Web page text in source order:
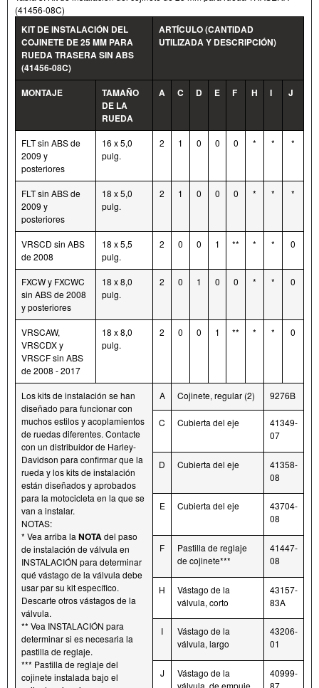
(41456-08C)
KIT DE INSTALACIÓN DEL
COJINETE DE 25 MM PARA
RUEDA TRASERA SIN ABS
(41456-08C)
ARTÍCULO (CANTIDAD
UTILIZADA Y DESCRIPCIÓN)
MONTAJE
TAMAÑO
DE LA
RUEDA
A C D E F H I J
FLT sin ABS de
2009 y
posteriores
16 x 5,0
pulg.
2 1 0 0 0 * * *
FLT sin ABS de
2009 y
posteriores
18 x 5,0
pulg.
2 1 0 0 0 * * *
VRSCD sin ABS
de 2008
18 x 5,5
pulg.
2 0 0 1 ** * * 0
FXCW y FXCWC
sin ABS de 2008
y posteriores
18 x 8,0
pulg.
2 0 1 0 0 * * 0
VRSCAW,
VRSCDX y
VRSCF sin ABS
de 2008 - 2017
18 x 8,0
pulg.
2 0 0 1 ** * * 0
Los kits de instalación se han
diseñado para funcionar con
muchos estilos y acoplamientos
de ruedas diferentes. Contacte
con un distribuidor de Harley-
Davidson para confirmar que la
rueda y los kits de instalación
están diseñados y aprobados
para la motocicleta en la que se
van a instalar.
NOTAS:
* Vea arriba la NOTAdel paso
de instalación de válvula en
INSTALACIÓN para determinar
qué vástago de la válvula debe
usar par su kit específico.
Descarte otros vástagos de la
válvula.
** Vea INSTALACIÓN para
determinar si es necesaria la
pastilla de reglaje.
*** Pastilla de reglaje del
cojinete instalada bajo el
A Cojinete, regular (2) 9276B
C Cubierta del eje
41349-
07
D Cubierta del eje
41358-
08
E Cubierta del eje
43704-
08
F
Pastilla de reglaje
de cojinete***
41447-
08
H
Vástago de la
válvula, corto
43157-
83A
I
Vástago de la
válvula, largo
43206-
01
J
Vástago de la
40999-